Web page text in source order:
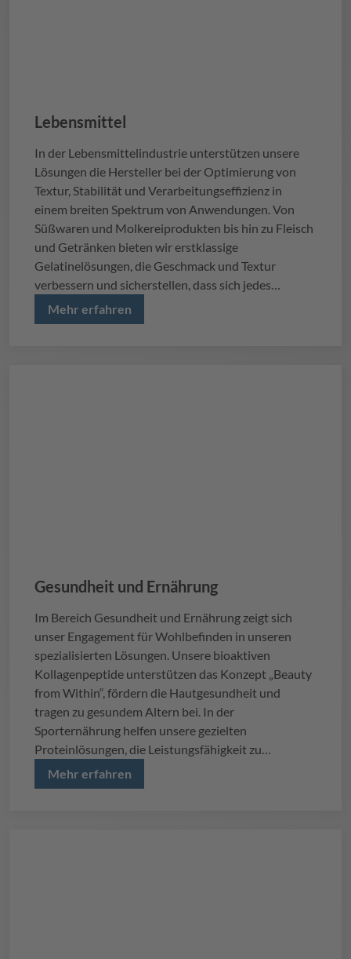
Lebensmittel
In der Lebensmittelindustrie unterstützen unsere
Lösungen die Hersteller bei der Optimierung von
Textur, Stabilität und Verarbeitungseffizienz in
einem breiten Spektrum von Anwendungen. Von
Süßwaren und Molkereiprodukten bis hin zu Fleisch
und Getränken bieten wir erstklassige
Gelatinelösungen, die Geschmack und Textur
verbessern und sicherstellen, dass sich jedes
Produkt in einem überfüllten Markt abhebt.
Mehr erfahren
Gesundheit und Ernährung
Im Bereich Gesundheit und Ernährung zeigt sich
unser Engagement für Wohlbefinden in unseren
spezialisierten Lösungen. Unsere bioaktiven
Kollagenpeptide unterstützen das Konzept „Beauty
from Within“, fördern die Hautgesundheit und
tragen zu gesundem Altern bei. In der
Sporternährung helfen unsere gezielten
Proteinlösungen, die Leistungsfähigkeit zu
maximieren, während unsere Innovationen in der
Proteinanreicherung und Zuckerreduktion die
Mehr erfahren